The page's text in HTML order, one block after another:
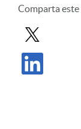
Comparta
Compartir